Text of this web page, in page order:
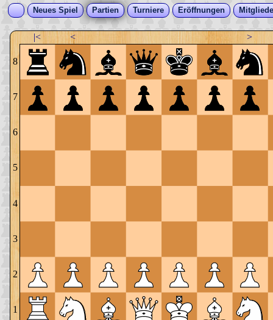
Neues Spiel Partien Turniere Eröffnungen
|< < >
8
7
6
5
4
3
2
1